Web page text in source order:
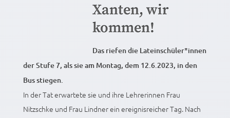
Xanten, wir
kommen!
Das riefen die Lateinschüler*innen
der Stufe 7, als sie am Montag, dem 12.6.2023, in den
Bus stiegen.
In der Tat erwartete sie und ihre Lehrerinnen Frau
Nitzschke und Frau Lindner ein ereignisreicher Tag. Nach